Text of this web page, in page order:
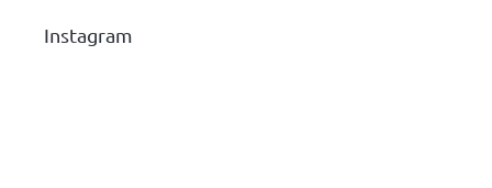
Instagram